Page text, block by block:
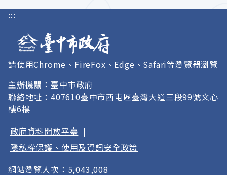
:::
請使用Chrome、FireFox、Edge、Safari等瀏覽器瀏覽
主辦機關：臺中市政府
聯絡地址：407610臺中市西屯區臺灣大道三段99號文心
樓6樓
政府資料開放平臺 |
隱私權保護、使用及資訊安全政策
網站瀏覽人次：5,043,008